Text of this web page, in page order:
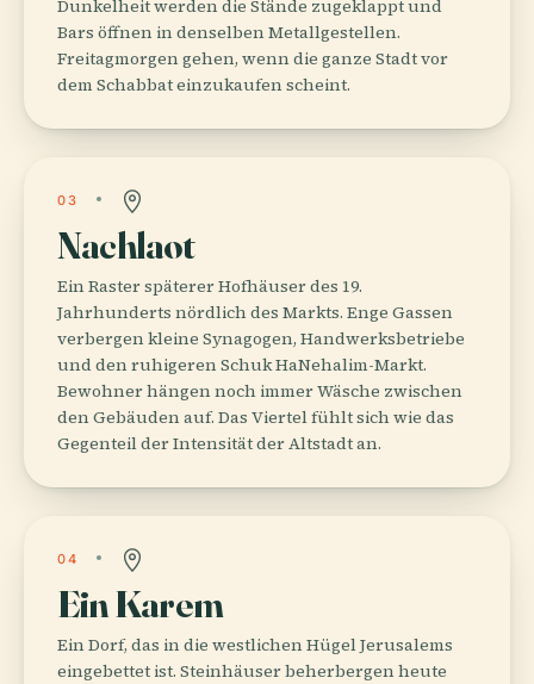
Dunkelheit werden die Stände zugeklappt und
Bars öffnen in denselben Metallgestellen.
Freitagmorgen gehen, wenn die ganze Stadt vor
dem Schabbat einzukaufen scheint.
03
Nachlaot
Ein Raster späterer Hofhäuser des 19.
Jahrhunderts nördlich des Markts. Enge Gassen
verbergen kleine Synagogen, Handwerksbetriebe
und den ruhigeren Schuk HaNehalim-Markt.
Bewohner hängen noch immer Wäsche zwischen
den Gebäuden auf. Das Viertel fühlt sich wie das
Gegenteil der Intensität der Altstadt an.
04
Ein Karem
Ein Dorf, das in die westlichen Hügel Jerusalems
eingebettet ist. Steinhäuser beherbergen heute